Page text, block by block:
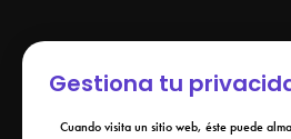
Gestiona tu
Cuando visita un sitio web, éste puede